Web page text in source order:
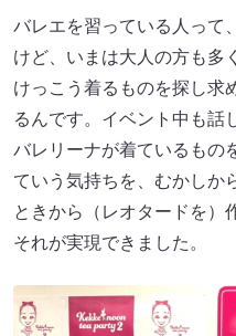
バレエを習っている人って
けど、いまは大人の方も多
けっこう着るものを探し求
るんです。イベント中も話
バレリーナが着ているもの
ていう気持ちを、むかしか
ときから（レオタードを）
それが実現できました。